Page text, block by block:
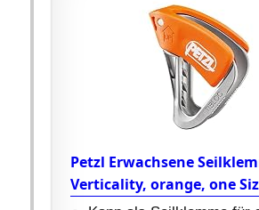
Petzl Erwachsene
Verticality, orange, one